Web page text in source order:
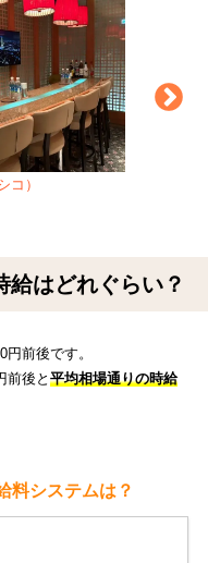
コ）
給はどれぐらい？
前後です。
前後と平均相場通りの時給
料システムは？